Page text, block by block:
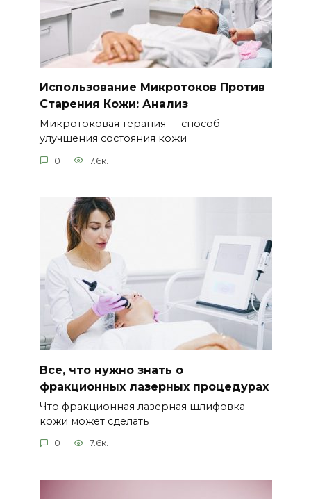
Использование Микротоков Против
Старения Кожи: Анализ
Микротоковая терапия — способ
улучшения состояния кожи
0 7.6к.
Все, что нужно знать о
фракционных лазерных процедурах
Что фракционная лазерная шлифовка
кожи может сделать
0 7.6к.